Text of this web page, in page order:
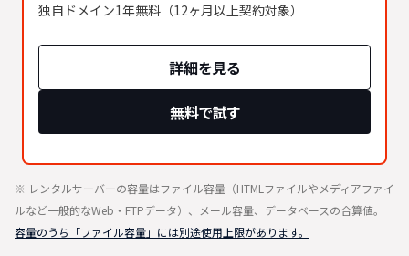
独自ドメイン1年無料（12ヶ月以上契約対象）
詳細を見る
無料で試す
※ レンタルサーバーの容量はファイル容量（HTMLファイルやメディアファイ
ルなど一般的なWeb・FTPデータ）、メール容量、データベースの合算値。
容量のうち「ファイル容量」には別途使用上限があります。